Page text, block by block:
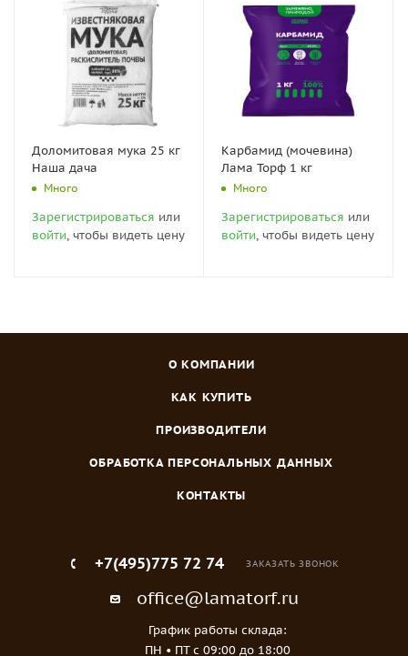
Доломитовая мука 25 кг
Наша дача
Много
Зарегистрироваться или
войти, чтобы видеть цену
Карбамид (мочевина)
Лама Торф 1 кг
Много
Зарегистрироваться или
войти, чтобы видеть цену
О КОМПАНИИ
КАК КУПИТЬ
ПРОИЗВОДИТЕЛИ
ОБРАБОТКА ПЕРСОНАЛЬНЫХ ДАННЫХ
КОНТАКТЫ
+7(495)775 72 74 ЗАКАЗАТЬ ЗВОНОК
office@lamatorf.ru
График работы склада:
ПН • ПТ c 09:00 до 18:00